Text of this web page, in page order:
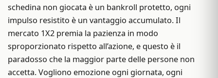
schedina non giocata è un bankroll protetto, ogni
impulso resistito è un vantaggio accumulato. Il
mercato 1X2 premia la pazienza in modo
sproporzionato rispetto all’azione, e questo è il
paradosso che la maggior parte delle persone non
accetta. Vogliono emozione ogni giornata, ogni